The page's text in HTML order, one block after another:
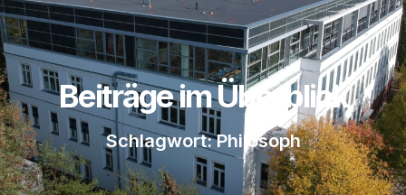
Beiträge im Überblick
Schlagwort: Philosoph